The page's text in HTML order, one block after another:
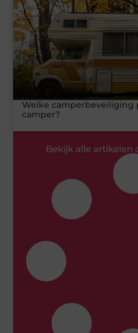
Welke camperbeveiliging
camper?
Bekijk alle artikelen